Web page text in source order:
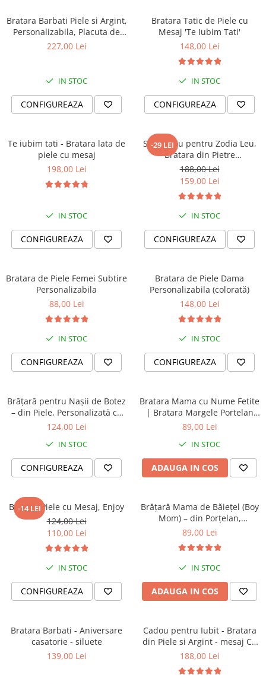
Bratara Barbati Piele si Argint,
Personalizabila, Placuta de
Argint 925 Gravata
227,00 Lei
IN STOC
CONFIGUREAZA
Bratara Tatic de Piele cu
Mesaj 'Te Iubim Tati'
148,00 Lei
IN STOC
CONFIGUREAZA
Te iubim tati - Bratara lata de
piele cu mesaj
198,00 Lei
IN STOC
CONFIGUREAZA
-29 LEI
Set Cadou pentru Zodia Leu,
Bratara din Pietre
Semipretioase si Lumanare
Parfumata
188,00 Lei
159,00 Lei
IN STOC
CONFIGUREAZA
Bratara de Piele Femei Subtire
Personalizabila
88,00 Lei
IN STOC
CONFIGUREAZA
Bratara de Piele Dama
Personalizabila (colorată)
148,00 Lei
IN STOC
CONFIGUREAZA
Brățară pentru Nașii de Botez
– din Piele, Personalizată cu
Mesaj
124,00 Lei
IN STOC
CONFIGUREAZA
Bratara Mama cu Nume Fetite
| Bratara Margele Portelan
Turcoaz Roz Personalizata |
89,00 Lei
IN STOC
ADAUGA IN COS
-14 LEI
Bratara Piele cu Mesaj, Enjoy
124,00 Lei
110,00 Lei
IN STOC
CONFIGUREAZA
Brățară Mama de Băiețel (Boy
Mom) – din Porțelan,
Personalizată cu Nume
89,00 Lei
IN STOC
ADAUGA IN COS
Bratara Barbati - Aniversare
casatorie - siluete
139,00 Lei
Cadou pentru Iubit - Bratara
din Piele si Argint - mesaj Cu
tine
188,00 Lei